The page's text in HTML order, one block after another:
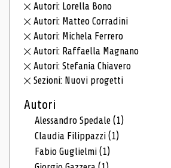
Autori: Lorella Bono
Autori: Matteo Corradini
Autori: Michela Ferrero
Autori: Raffaella Magnano
Autori: Stefania Chiavero
Sezioni: Nuovi progetti
Autori
Alessandro Spedale(1)
Claudia Filippazzi(1)
Fabio Guglielmi(1)